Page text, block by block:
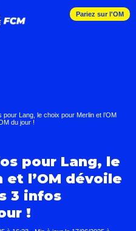
Pariez sur l'OM
pour Lang, le choix pour Merlin et l’OM
du jour !
pour Lang, le
l’OM dévoile
3 infos
!